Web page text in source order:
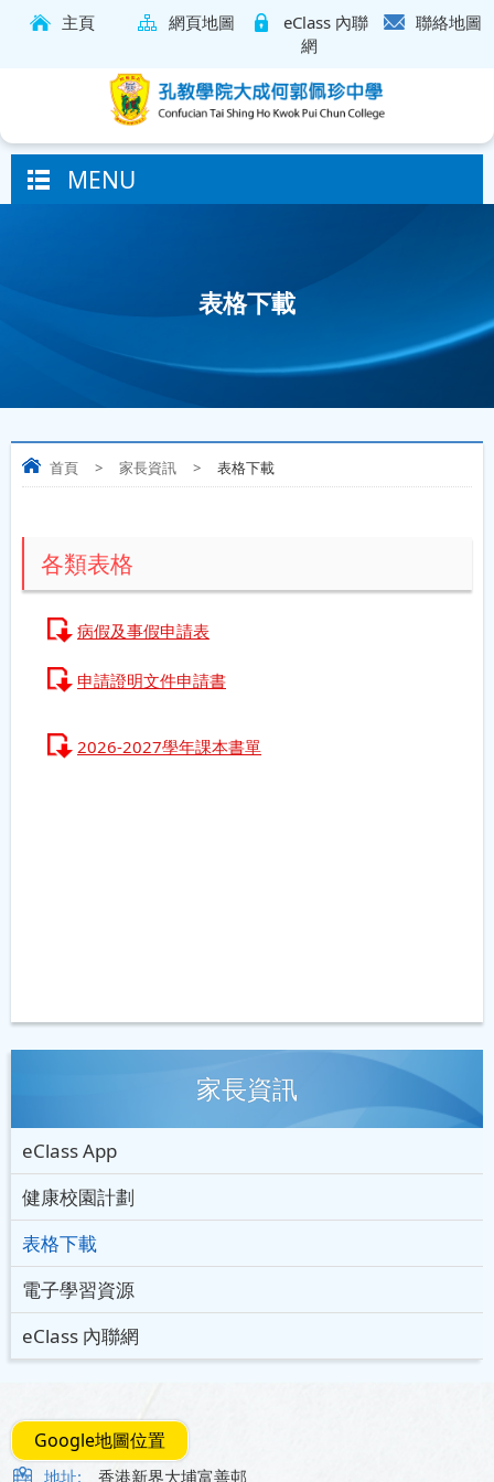
主頁 網頁地圖
eClass 內聯
網
聯絡地圖
MENU
表格下載
首頁 > 家長資訊 > 表格下載
各類表格
病假及事假申請表
申請證明文件申請書
2026-2027學年課本書單
家長資訊
eClass App
健康校園計劃
表格下載
電子學習資源
eClass 內聯網
Google地圖位置
地址: 香港新界大埔富善邨